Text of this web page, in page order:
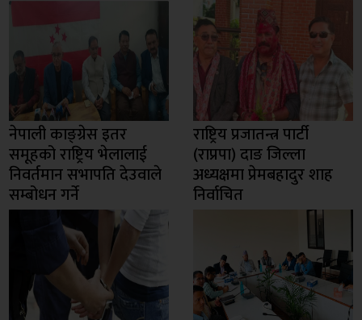
नेपाली काङ्ग्रेस इतर
समूहको राष्ट्रिय भेलालाई
निवर्तमान सभापति देउवाले
सम्बोधन गर्ने
राष्ट्रिय प्रजातन्त्र पार्टी
(राप्रपा) दाङ जिल्ला
अध्यक्षमा प्रेमबहादुर शाह
निर्वाचित